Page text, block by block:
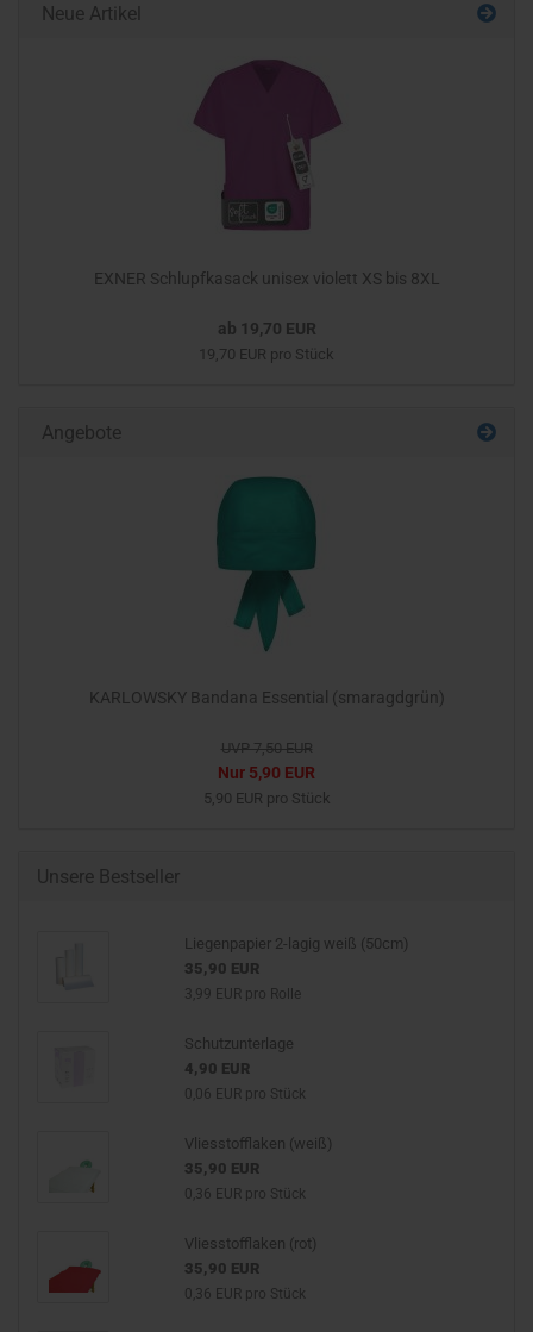
Neue Artikel
EXNER Schlupfkasack unisex violett XS bis 8XL
ab 19,70 EUR
19,70 EUR pro Stück
Angebote
KARLOWSKY Bandana Essential (smaragdgrün)
UVP 7,50 EUR
Nur 5,90 EUR
5,90 EUR pro Stück
Unsere Bestseller
Liegenpapier 2-lagig weiß (50cm)
35,90 EUR
3,99 EUR pro Rolle
Schutzunterlage
4,90 EUR
0,06 EUR pro Stück
Vliesstofflaken (weiß)
35,90 EUR
0,36 EUR pro Stück
Vliesstofflaken (rot)
35,90 EUR
0,36 EUR pro Stück